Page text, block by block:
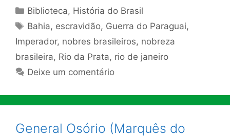
Categorias
Biblioteca, História do Brasil
Tags
Bahia, escravidão, Guerra do Paraguai,
Imperador, nobres brasileiros, nobreza
brasileira, Rio da Prata, rio de janeiro
Deixe um comentário
General Osório (Marquês do